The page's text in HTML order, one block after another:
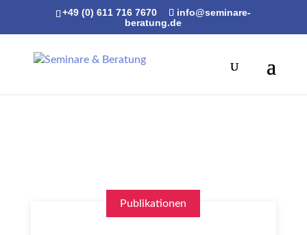
+49 (0) 611 716 7670
info@seminare-
beratung.de
Publikationen